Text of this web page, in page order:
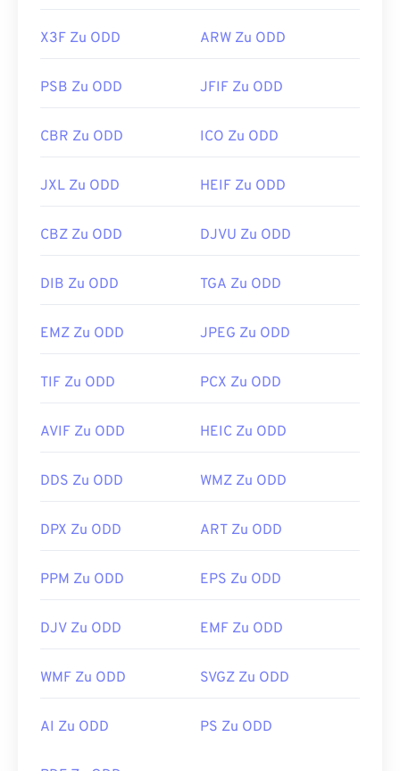
X3F Zu ODD ARW Zu ODD
PSB Zu ODD JFIF Zu ODD
CBR Zu ODD ICO Zu ODD
JXL Zu ODD HEIF Zu ODD
CBZ Zu ODD DJVU Zu ODD
DIB Zu ODD TGA Zu ODD
EMZ Zu ODD JPEG Zu ODD
TIF Zu ODD PCX Zu ODD
AVIF Zu ODD HEIC Zu ODD
DDS Zu ODD WMZ Zu ODD
DPX Zu ODD ART Zu ODD
PPM Zu ODD EPS Zu ODD
DJV Zu ODD EMF Zu ODD
WMF Zu ODD SVGZ Zu ODD
AI Zu ODD PS Zu ODD